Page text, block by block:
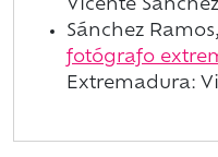
Vicente
Sánchez
fotógrafo
Extremadura: